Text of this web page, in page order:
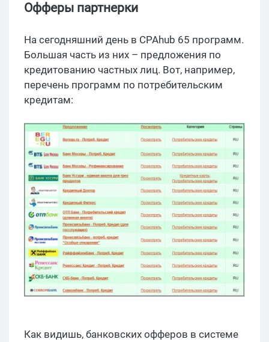
Офферы партнерки
На сегодняшний день в CPAhub 65 программ.
Большая часть из них – предложения по
кредитованию частных лиц. Вот, например,
перечень программ по потребительским
кредитам:
Как видишь, банковских офферов в системе